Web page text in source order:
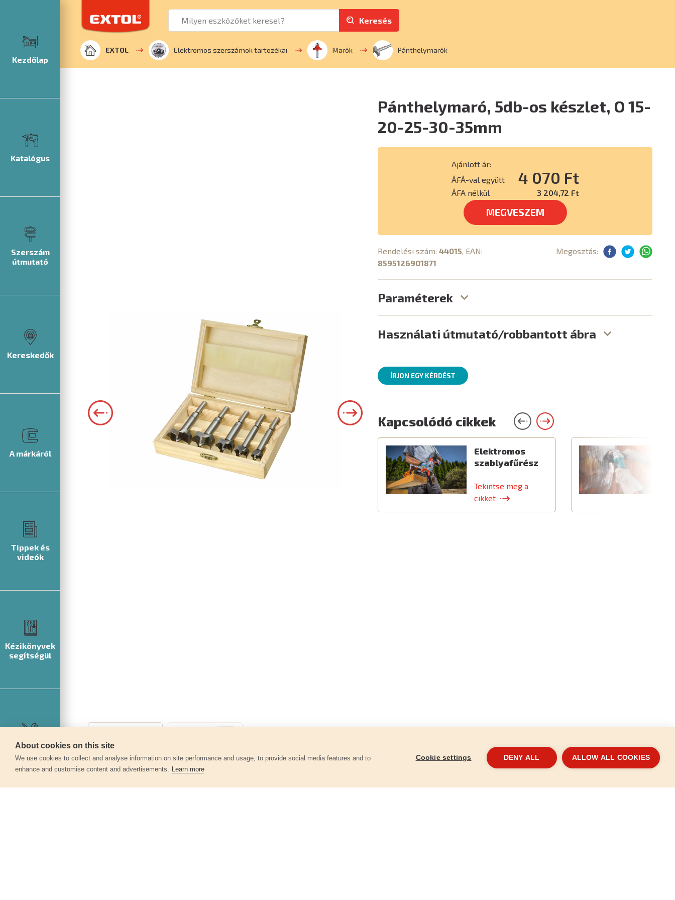
Kezdőlap
Katalógus
Szerszám
útmutató
Kereskedők
A márkáról
Tippek és
videók
Kézikönyvek
segítségül
Szerviz
Keresés
EXTOL Elektromos szerszámok tartozékai Marók Pánthelymarók
Pánthelymaró, 5db-os készlet, O 15-
20-25-30-35mm
Ajánlott ár:
ÁFÁ-val együtt
4 070 Ft
ÁFA nélkül 3 204,72 Ft
MEGVESZEM
Rendelési szám: 44015, EAN:
8595126901871
Megosztás:
Paraméterek
Használati útmutató/robbantott ábra
ÍRJON EGY KÉRDÉST
Kapcsolódó cikkek
Elektromos
szablyafűrész
Tekintse meg a
cikket
About cookies on this site
We use cookies to collect and analyse information on site performance and usage, to provide social media features and to
enhance and customise content and advertisements. Learn more
Cookie settings DENY ALL ALLOW ALL COOKIES